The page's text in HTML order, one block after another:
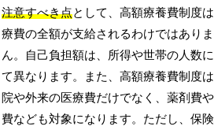
注意すべき点として、高額療養費制度
療費の全額が支給されるわけではあり
ん。自己負担額は、所得や世帯の人数
て異なります。また、高額療養費制度
院や外来の医療費だけでなく、薬剤費
費なども対象になります。ただし、保